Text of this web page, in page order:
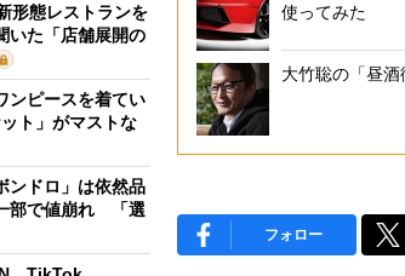
形態レストランを
いた「店舗展開の
ンピースを着てい
ト」がマストな
ンドロ」は依然品
部で値崩れ 「選
使ってみた
大竹聡の「昼酒
フォロー